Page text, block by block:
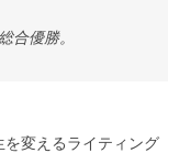
合優勝。
変えるライティング